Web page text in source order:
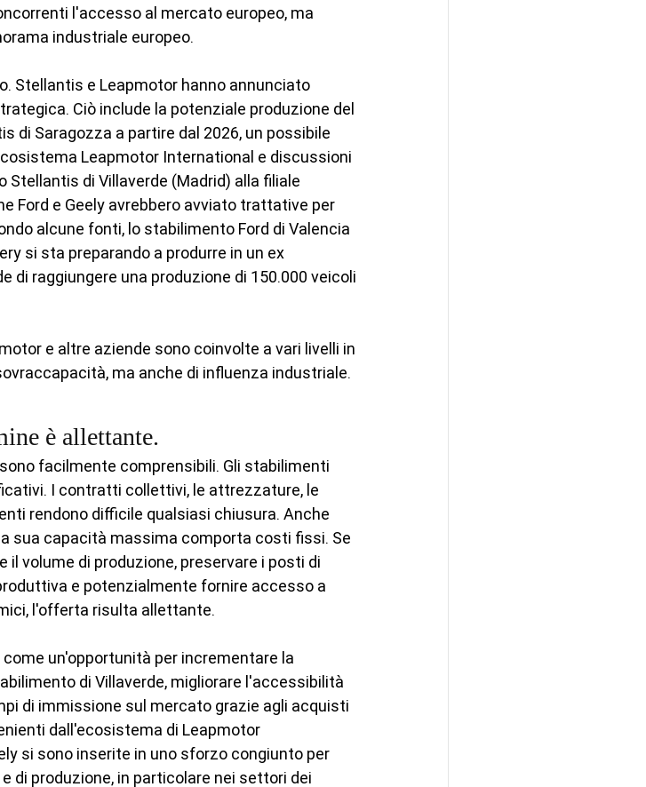
l'accesso al mercato europeo, ma
industriale europeo.
Stellantis e Leapmotor hanno annunciato
Ciò include la potenziale produzione del
di Saragozza a partire dal 2026, un possibile
Leapmotor International e discussioni
di Villaverde (Madrid) alla filiale
Ford e Geely avrebbero avviato trattative per
alcune fonti, lo stabilimento Ford di Valencia
si sta preparando a produrre in un ex
di raggiungere una produzione di 150.000 veicoli
e altre aziende sono coinvolte a vari livelli in
ma anche di influenza industriale.
è allettante.
facilmente comprensibili. Gli stabilimenti
I contratti collettivi, le attrezzature, le
rendono difficile qualsiasi chiusura. Anche
sua capacità massima comporta costi fissi. Se
volume di produzione, preservare i posti di
e potenzialmente fornire accesso a
l'offerta risulta allettante.
un'opportunità per incrementare la
di Villaverde, migliorare l'accessibilità
di immissione sul mercato grazie agli acquisti
dall'ecosistema di Leapmotor
si sono inserite in uno sforzo congiunto per
di produzione, in particolare nei settori dei